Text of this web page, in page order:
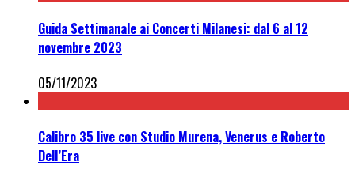
Guida Settimanale ai Concerti Milanesi: dal 6 al 12
novembre 2023
05/11/2023
Calibro 35 live con Studio Murena, Venerus e Roberto
Dell’Era